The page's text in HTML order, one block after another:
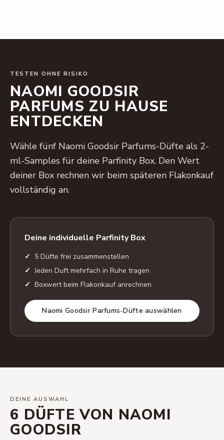
TESTEN OHNE RISIKO
NAOMI GOODSIR
PARFUMS ZU HAUSE
ENTDECKEN
Wähle fünf Naomi Goodsir Parfums-Düfte als 2-
ml-Samples für deine Parfinity Box. Den Wert
deiner Box rechnen wir beim späteren Flakonkauf
vollständig an.
Deine individuelle Parfinity Box
5 Düfte frei zusammenstellen
Jeden Duft mehrfach in Ruhe tragen
Boxwert beim Flakonkauf anrechnen
Naomi Goodsir Parfums-Düfte auswählen
DEINE AUSWAHL
6 DÜFTE VON NAOMI
GOODSIR